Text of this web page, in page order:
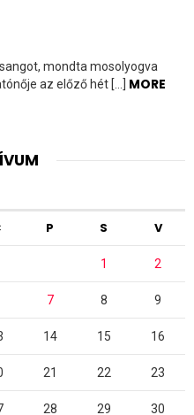
mondta mosolyogva
az előző hét […] MORE
P S V
1 2
7 8 9
14 15 16
21 22 23
28 29 30